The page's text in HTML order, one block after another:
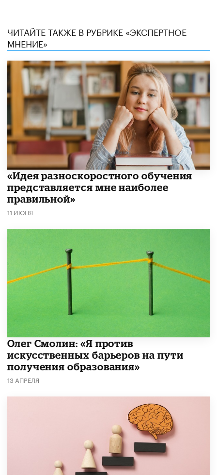
ЧИТАЙТЕ ТАКЖЕ В РУБРИКЕ «ЭКСПЕРТНОЕ
МНЕНИЕ»
«Идея разноскоростного обучения
представляется мне наиболее
правильной»
11 ИЮНЯ
Олег Смолин: «Я против
искусственных барьеров на пути
получения образования»
13 АПРЕЛЯ